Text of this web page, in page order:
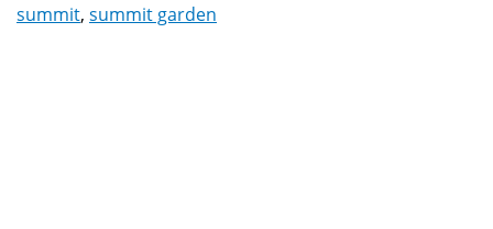
summit, summit garden